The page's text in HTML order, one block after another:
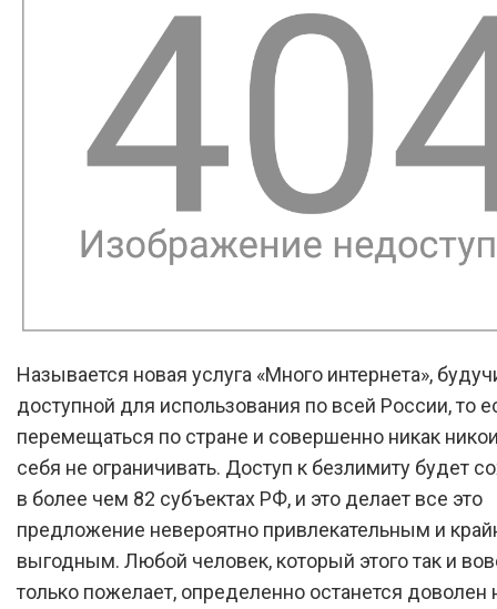
Называется новая услуга «Много интернета»,
доступной для использования по всей России, то
перемещаться по стране и совершенно никак
себя не ограничивать. Доступ к безлимиту будет
в более чем 82 субъектах РФ, и это делает все это
предложение невероятно привлекательным и
выгодным. Любой человек, который этого так и
только пожелает, определенно останется доволен